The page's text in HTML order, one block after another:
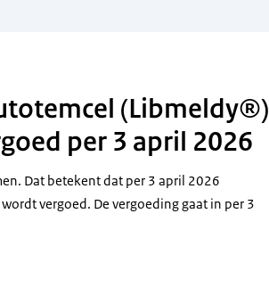
(Libmeldy®)
per 3 april 2026
Dat betekent dat per 3 april 2026
vergoed. De vergoeding gaat in per 3